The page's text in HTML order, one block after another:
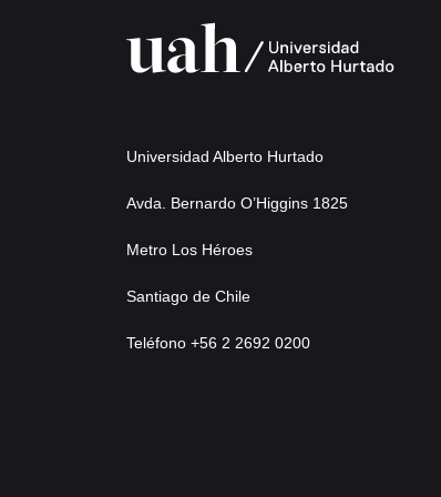
Universidad Alberto Hurtado
Avda. Bernardo O’Higgins 1825
Metro Los Héroes
Santiago de Chile
Teléfono +56 2 2692 0200